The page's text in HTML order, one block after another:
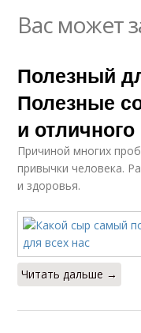
Вас может
Полезный
Полезные
и
Причиной многих
привычки человека.
и здоровья.
Читать дальше →